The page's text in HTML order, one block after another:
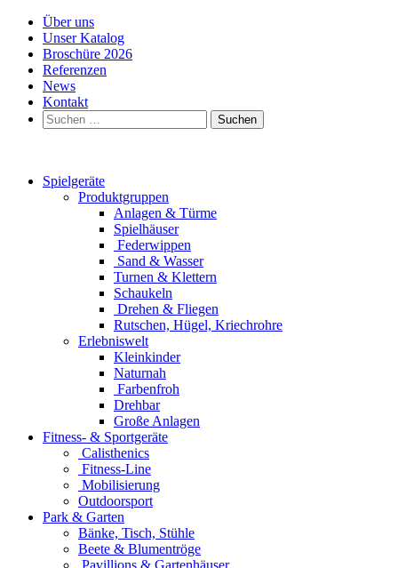
Über uns
Unser Katalog
Broschüre 2026
Referenzen
News
Kontakt
Suchen
nach:
Spielgeräte
Produktgruppen
Anlagen & Türme
Spielhäuser
Federwippen
Sand & Wasser
Turnen & Klettern
Schaukeln
Drehen & Fliegen
Rutschen, Hügel, Kriechrohre
Erlebniswelt
Kleinkinder
Naturnah
Farbenfroh
Drehbar
Große Anlagen
Fitness- & Sportgeräte
Calisthenics
Fitness-Line
Mobilisierung
Outdoorsport
Park & Garten
Bänke, Tisch, Stühle
Beete & Blumentröge
Pavillions & Gartenhäuser